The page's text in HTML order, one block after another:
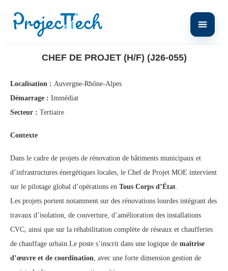
CHEF DE PROJET (H/F) (J26-055)
Localisation : Auvergne-Rhône-Alpes
Démarrage : Immédiat
Secteur : Tertiaire
Contexte
Dans le cadre de projets de rénovation de bâtiments municipaux et
d’infrastructures énergétiques locales, le Chef de Projet MOE intervient
sur le pilotage global d’opérations en Tous Corps d’État.
Les projets portent notamment sur des rénovations lourdes intégrant des
travaux d’isolation, de couverture, d’amélioration des installations
CVC, ainsi que sur la réhabilitation complète de réseaux et chaufferies
de chauffage urbain.Le poste s’inscrit dans une logique de maîtrise
d’œuvre et de coordination, avec une forte dimension gestion de